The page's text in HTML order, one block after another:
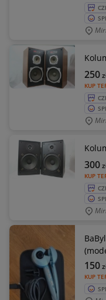
KUP
250
KUP
300
KUP
150